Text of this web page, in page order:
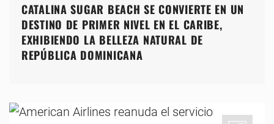
CATALINA SUGAR BEACH SE CONVIERTE EN UN
DESTINO DE PRIMER NIVEL EN EL CARIBE,
EXHIBIENDO LA BELLEZA NATURAL DE
REPÚBLICA DOMINICANA